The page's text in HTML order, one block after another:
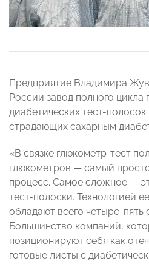
Предприятие Владимира
России завод полного цикла
диабетических тест-
страдающих сахарным
«В связке глюкометр-тест
глюкометров — самый
процесс. Самое сложное —
тест-полоски. Технологией
обладают всего четыре-пять
Большинство компаний,
позиционируют себя как
готовые листы с